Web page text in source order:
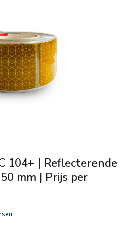
104+ | Reflecterende
mm | Prijs per